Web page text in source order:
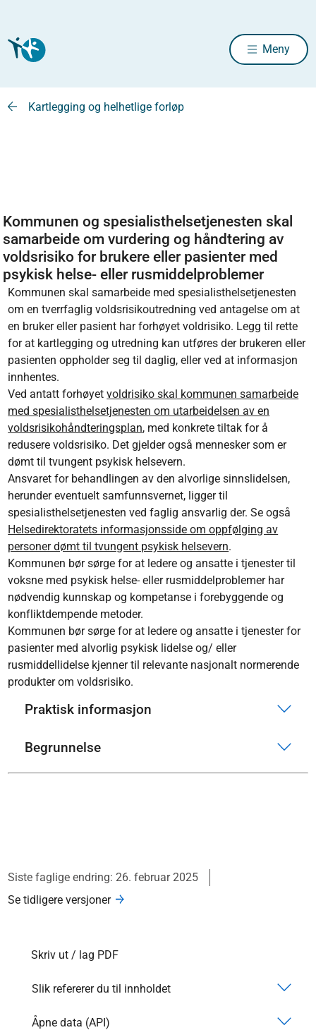
Meny
Kartlegging og helhetlige forløp
Kommunen og spesialisthelsetjenesten skal
samarbeide om vurdering og håndtering av
voldsrisiko for brukere eller pasienter med
psykisk helse- eller rusmiddelproblemer
Kommunen skal samarbeide med spesialisthelsetjenesten
om en tverrfaglig voldsrisikoutredning ved antagelse om at
en bruker eller pasient har forhøyet voldrisiko. Legg til rette
for at kartlegging og utredning kan utføres der brukeren eller
pasienten oppholder seg til daglig, eller ved at informasjon
innhentes.
Ved antatt forhøyetvoldrisiko skal kommunen samarbeide
med spesialisthelsetjenesten om utarbeidelsen av en
voldsrisikohåndteringsplan, med konkrete tiltak for å
redusere voldsrisiko. Det gjelder også mennesker som er
dømt til tvungent psykisk helsevern.
Ansvaret for behandlingen av den alvorlige sinnslidelsen,
herunder eventuelt samfunnsvernet, ligger til
spesialisthelsetjenesten ved faglig ansvarlig der. Se også
Helsedirektoratets informasjonsside om oppfølging av
personer dømt til tvungent psykisk helsevern.
Kommunen bør sørge for at ledere og ansatte i tjenester til
voksne med psykisk helse- eller rusmiddelproblemer har
nødvendig kunnskap og kompetanse i forebyggende og
konfliktdempende metoder.
Kommunen bør sørge for at ledere og ansatte i tjenester for
pasienter med alvorlig psykisk lidelse og/ eller
rusmiddellidelse kjenner til relevante nasjonalt normerende
produkter om voldsrisiko.
Praktisk informasjon
Begrunnelse
Siste faglige endring: 26. februar 2025
Se tidligere versjoner
Skriv ut / lag PDF
Slik refererer du til innholdet
Åpne data (API)